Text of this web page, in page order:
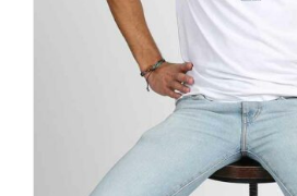
options
peuvent
être
choisies
sur